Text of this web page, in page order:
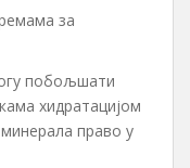
за
побољшати
хидратацијом
право у